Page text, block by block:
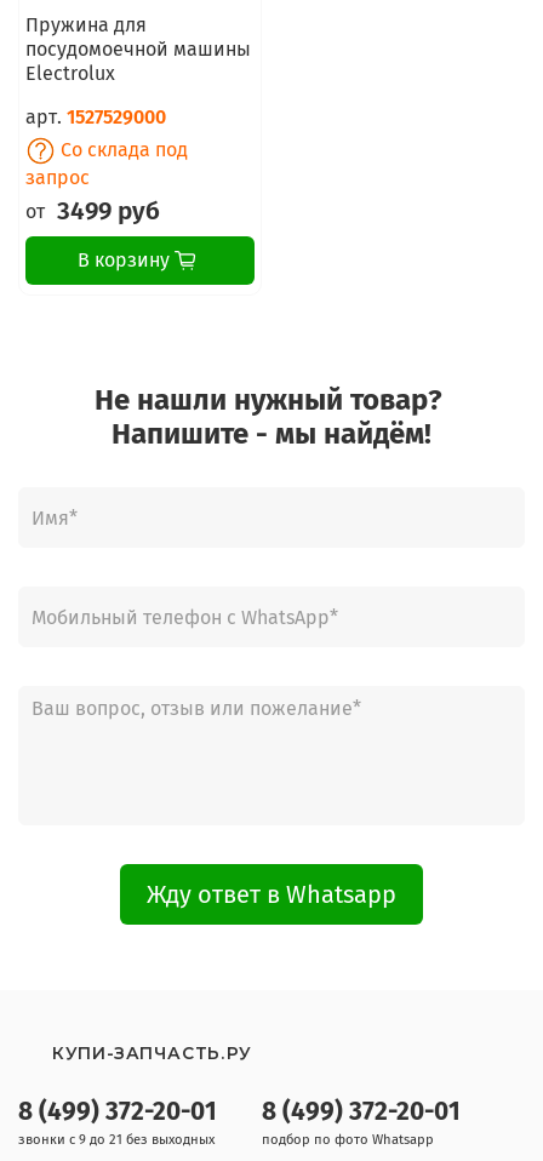
Пружина для
посудомоечной машины
Electrolux
арт. 1527529000
Со склада под
запрос
от 3499 руб
В корзину
Не нашли нужный товар?
Напишите - мы найдём!
Жду ответ в Whatsapp
8 (499) 372-20-01
звонки с 9 до 21 без выходных
8 (499) 372-20-01
подбор по фото Whatsapp
КУПИ-ЗАПЧАСТЬ.РУ